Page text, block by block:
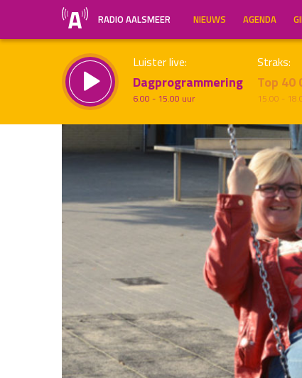
RADIO AALSMEER NIEUWS AGENDA
Luister live:
Dagprogrammering
6.00 - 15.00 uur
Straks:
Top 40
15.00 -
Inklappen